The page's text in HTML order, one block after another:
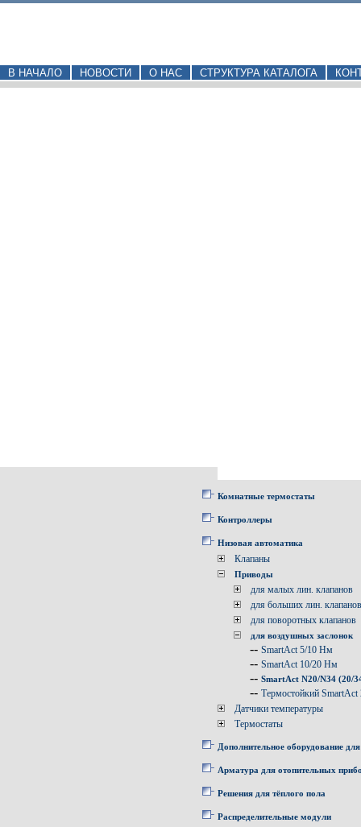
В НАЧАЛО НОВОСТИ О НАС СТРУКТУРА КАТАЛОГА
Комнатные термостаты
Контроллеры
Низовая автоматика
Клапаны
Приводы
для малых лин. клапанов
для больших лин. клапанов
для поворотных клапанов
для воздушных заслонок
-- SmartAct 5/10 Нм
-- SmartAct 10/20 Нм
-- SmartAct N20/N34 (20/
-- Термостойкий
Датчики температуры
Термостаты
Дополнительное оборудование
Арматура для отопительных
Решения для тёплого пола
Распределительные модули